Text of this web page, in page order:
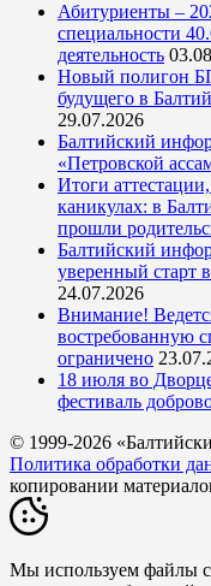
Абитуриенты –
специальности
деятельность
Новый полигон
будущего в
29.07.2026
Балтийский
«Петровской
Итоги
каникулах: в
прошли
Балтийский
уверенный старт
24.07.2026
Внимание!
востребованную
ограничено
18 июля во
фестиваль
© 1999-2026
Политика обработки
копировании
Мы используем файлы